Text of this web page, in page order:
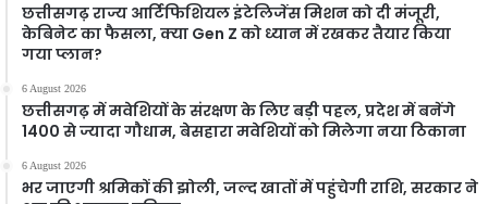
छत्तीसगढ़ राज्य आर्टिफिशियल इंटेलिजेंस मिशन को दी मंजूरी,
केबिनेट का फैसला, क्या Gen Z को ध्यान में रखकर तैयार किया
गया प्लान?
6 August 2026
छत्तीसगढ़ में मवेशियों के संरक्षण के लिए बड़ी पहल, प्रदेश में बनेंगे
1400 से ज्यादा गौधाम, बेसहारा मवेशियों को मिलेगा नया ठिकाना
6 August 2026
भर जाएगी श्रमिकों की झोली, जल्द खातों में पहुंचेगी राशि, सरकार ने